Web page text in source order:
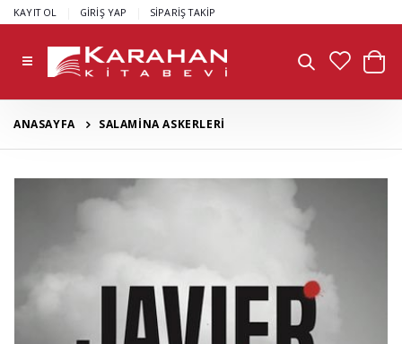
KAYIT OL GİRİŞ YAP SİPARİŞ TAKİP
ANASAYFA SALAMİNA ASKERLERİ